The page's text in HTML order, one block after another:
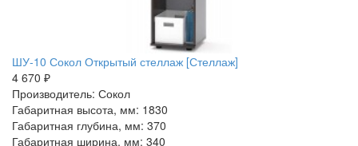
ШУ-10 Сокол Открытый стеллаж [Стеллаж]
4 670 ₽
Производитель: Сокол
Габаритная высота, мм: 1830
Габаритная глубина, мм: 370
Габаритная ширина, мм: 340